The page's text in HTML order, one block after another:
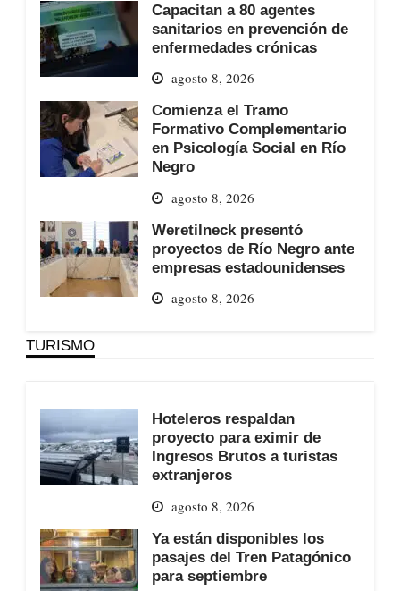
Capacitan a 80 agentes
sanitarios en prevención de
enfermedades crónicas
agosto 8, 2026
Comienza el Tramo
Formativo Complementario
en Psicología Social en Río
Negro
agosto 8, 2026
Weretilneck presentó
proyectos de Río Negro ante
empresas estadounidenses
agosto 8, 2026
TURISMO
Hoteleros respaldan
proyecto para eximir de
Ingresos Brutos a turistas
extranjeros
agosto 8, 2026
Ya están disponibles los
pasajes del Tren Patagónico
para septiembre